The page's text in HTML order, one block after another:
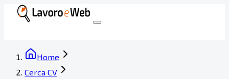
Home
Cerca CV